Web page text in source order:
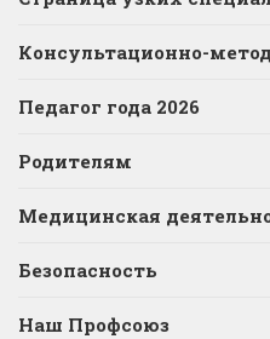
Консультационно-
Педагог года 2026
Родителям
Медицинская
Безопасность
Наш Профсоюз